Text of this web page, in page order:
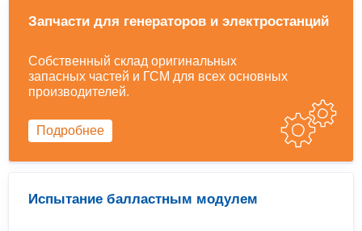
Запчасти для генераторов и электростанций
Собственный склад оригинальных
запасных частей и ГСМ для всех основных
производителей.
Подробнее
Испытание балластным модулем